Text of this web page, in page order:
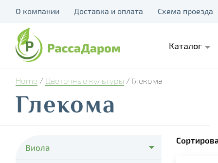
О компании Доставка и оплата Схема проезда
Каталог
Home / Цветочные культуры / Глекома
Глекома
Виола